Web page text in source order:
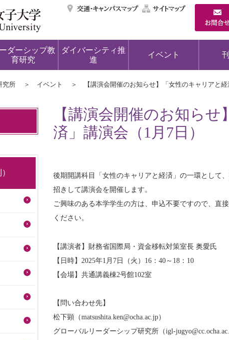
交通
ダーシップ教
育研究
ダイバーシティ推
進
イベント
究所 イベント 【講演会開催のお知らせ】「女性のキャリアと経
【講演会開催のお知ら
済」講演会（1月7日）
後期開講科目「女性のキャリアと経済」の一環として
招きして講演会を開催します。
ご興味のある本学学生の方は、申込不要ですので、直
ください。
【講演者】財務省国際局・資金移転対策室長 奥愛氏
【日時】2025年1月7日（火）16：40～18：10
【会場】共通講義棟2号館102室
【問い合わせ先】
松下顕（matsushita.ken@ocha.ac.jp）
グローバルリーダーシップ研究所（igl-